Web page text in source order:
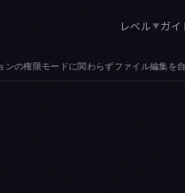
レベル▼ガイ
を見る PreToolUse フックであれば